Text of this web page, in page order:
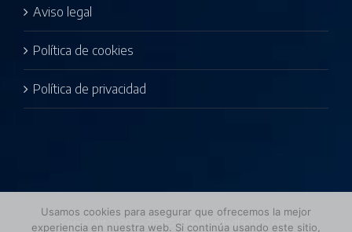
Aviso legal
Política de cookies
Política de privacidad
Copyright 2020 — ZERES | theunlimitedfactory.com
Usamos cookies para asegurar que ofrecemos la mejor
experiencia en nuestra web. Si continúa usando este sitio,